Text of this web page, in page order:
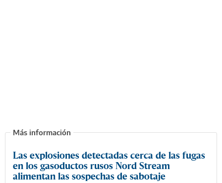
Las explosiones detectadas cerca de las fugas
en los gasoductos rusos Nord Stream
alimentan las sospechas de sabotaje